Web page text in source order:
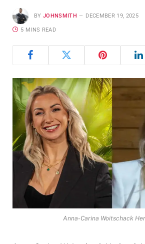
BY JOHNSMITH DECEMBER 19, 2025
5 MINS READ
Anna-Carina Woitschack